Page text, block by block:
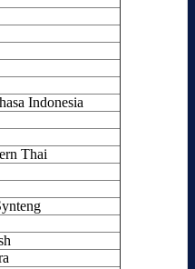
Indonesia
Thai